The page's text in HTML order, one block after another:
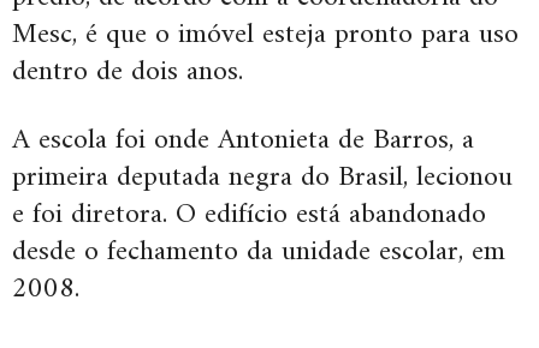
Mesc, é que o imóvel esteja pronto para uso
dentro de dois anos.
A escola foi onde Antonieta de Barros, a
primeira deputada negra do Brasil, lecionou
e foi diretora. O edifício está abandonado
desde o fechamento da unidade escolar, em
2008.